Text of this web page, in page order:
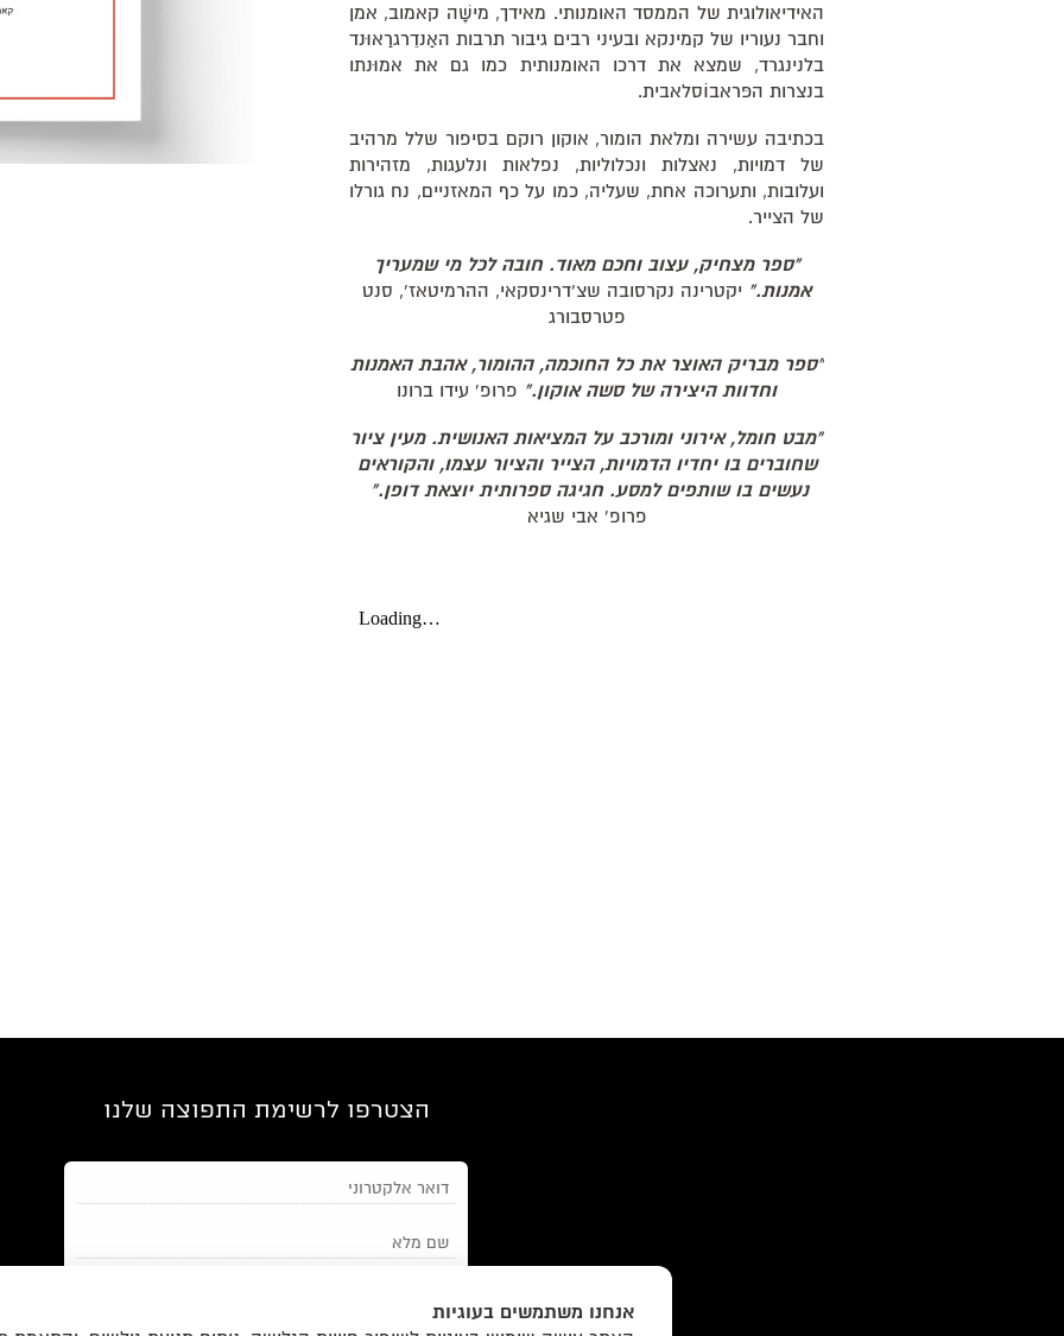
האידיאולוגית של הממסד האומנותי. מאידך, מישָׁה קאמוב, אמן
וחבר נעוריו של קמינקא ובעיני רבים גיבור תרבות האַנדֵרגרַאוּנד
בלנינגרד, שמצא את דרכו האומנותית כמו גם את אמוּנתו
בנצרות הפּראבוֹסלאבית.
בכתיבה עשירה ומלאת הומור, אוקון רוקם בסיפור שלל מרהיב
של דמויות, נאצלות ונכלוליות, נפלאות ונלעגות, מזהירות
ועלובות, ותערוכה אחת, שעליה, כמו על כף המאזניים, נח גורלו
של הצייר.
"ספר מצחיק, עצוב וחכם מאוד. חובה לכל מי שמעריך
אמנות." יקטרינה נקרסובה שצ'דרינסקאי, ההרמיטאז', סנט
פטרסבורג
"ספר מבריק האוצר את כל החוכמה, ההומור, אהבת האמנות
וחדוות היצירה של סשה אוקון." פרופ' עידו ברונו
"מבט חומל, אירוני ומורכב על המציאות האנושית. מעין ציור
שחוברים בו יחדיו הדמויות, הצייר והציור עצמו, והקוראים
נעשים בו שותפים למסע. חגיגה ספרותית יוצאת דופן."
פרופ' אבי שגיא
הצטרפו לרשימת התפוצה שלנו
אנחנו משתמשים בעוגיות